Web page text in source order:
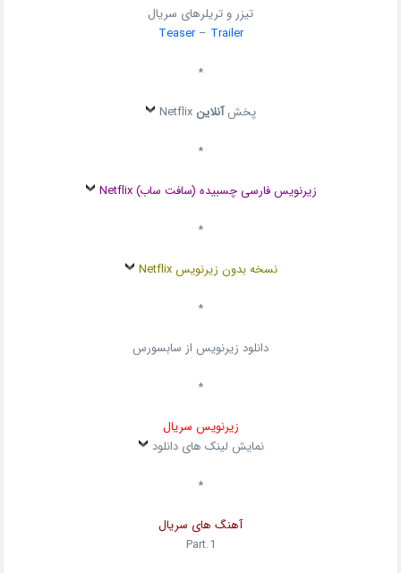
تیزر و تریلرهای سریال
Teaser– Trailer
*
پخشآنلاین
*
زیرنویس فارسی چسبیده (سافت ساب) Netflix
*
نسخه بدون زیرنویس Netflix
*
دانلود زیرنویس از سابسورس
*
زیرنویس سریال
نمایش لینک های دانلود
*
آهنگ های سریال
Part.1